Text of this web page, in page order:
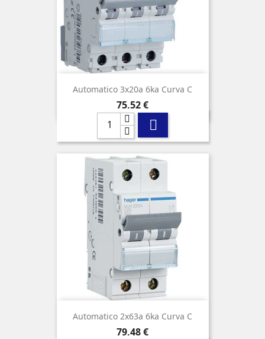
Automatico 3x20a 6ka Curva C
Precio
75,52 €

Automatico 2x63a 6ka Curva C
Precio
79,48 €